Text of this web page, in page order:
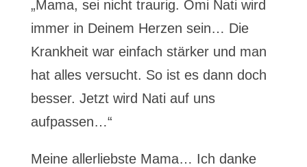
„Mama, sei nicht traurig. Omi Nati wird
immer in Deinem Herzen sein… Die
Krankheit war einfach stärker und man
hat alles versucht. So ist es dann doch
besser. Jetzt wird Nati auf uns
aufpassen…“
Meine allerliebste Mama… Ich danke